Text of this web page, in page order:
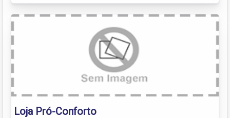
Loja Pró-Conforto